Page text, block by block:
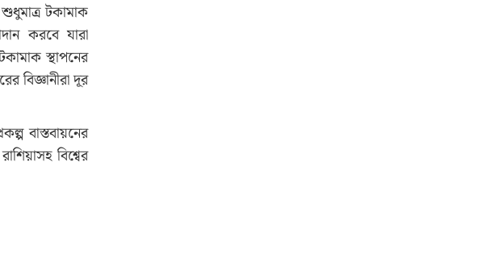
টকামাক
করবে যারা
স্থাপনের
বিজ্ঞানীরা দূর
বাস্তবায়নের
বিশ্বের